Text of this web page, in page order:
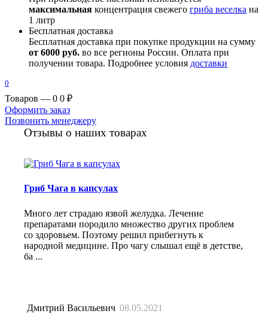
максимальная концентрация свежего гриба веселка на
1 литр
Бесплатная доставка
Бесплатная доставка при покупке продукции на сумму
от 6000 руб. во все регионы России. Оплата при
получении товара. Подробнее условия доставки
0
Товаров — 0 0 ₽
Оформить заказ
Позвонить менеджеру
Отзывы о наших товарах
Гриб Чага в капсулах
Много лет страдаю язвой желудка. Лечение
препаратами породило множество других проблем
со здоровьем. Поэтому решил прибегнуть к
народной медицине. Про чагу слышал ещё в детстве,
ба ...
Дмитрий Васильевич 08.05.2021